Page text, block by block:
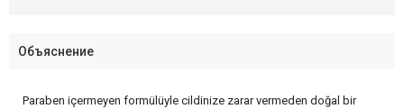
Объяснение
Paraben içermeyen formülüyle cildinize zarar vermeden doğal bir